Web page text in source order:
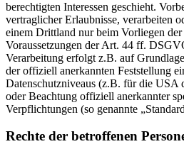
berechtigten Interessen geschieht.
vertraglicher Erlaubnisse, verarbeiten
einem Drittland nur beim Vorliegen der
Voraussetzungen der Art. 44 ff.
Verarbeitung erfolgt z.B. auf
der offiziell anerkannten Feststellung
Datenschutzniveaus (z.B. für die USA
oder Beachtung offiziell anerkannter
Verpflichtungen (so genannte
Rechte der betroffenen